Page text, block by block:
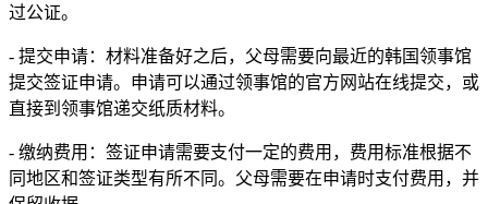
过公证。
- 提交申请：材料准备好之后，父母需要向最近的韩国领事馆
提交签证申请。申请可以通过领事馆的官方网站在线提交，或
直接到领事馆递交纸质材料。
- 缴纳费用：签证申请需要支付一定的费用，费用标准根据不
同地区和签证类型有所不同。父母需要在申请时支付费用，并